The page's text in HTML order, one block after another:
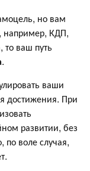
но вам
например, КДП,
то ваш путь
.
ваши
достижения. При
развитии, без
по воле случая,